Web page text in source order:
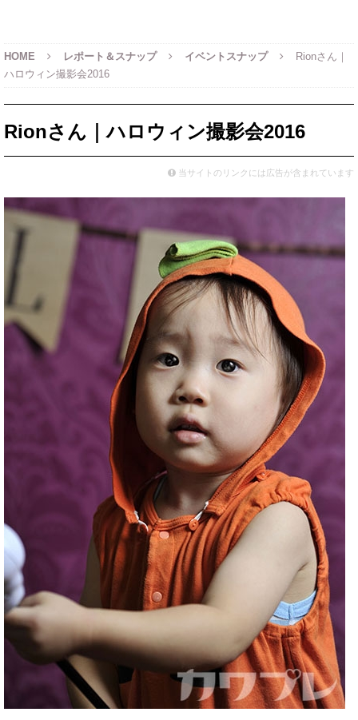
HOME レポート＆スナップ イベントスナップ
Rionさん｜
ハロウィン撮影会2016
Rionさん｜ハロウィン撮影会2016
当サイトのリンクには広告が含まれています